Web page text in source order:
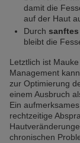
damit die
auf der Haut
Durch sanftes
bleibt die
Letztlich ist
Management
zur Optimierung
einem Ausbruch
Ein
rechtzeitige
chronischen